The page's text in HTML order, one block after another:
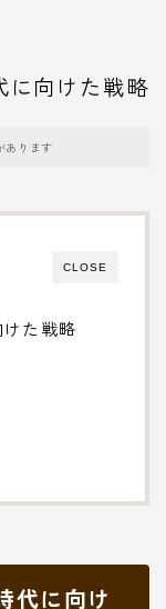
に向けた戦略
あります
CLOSE
た戦略
代に向け